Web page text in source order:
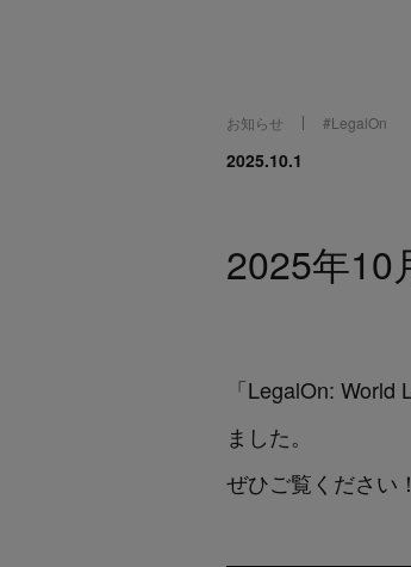
お知らせ #LegalOn
2025.10.1
2025年
「LegalOn:
ました。
ぜひご覧ください！